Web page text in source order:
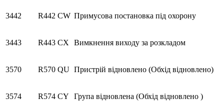
3442 R442 CW Примусова постановка під охорону
3443 R443 CX Вимкнення виходу за розкладом
3570 R570 QU Пристрій відновлено (Обхід відновлено)
3574 R574 CY Група відновлена (Обхід відновлено )